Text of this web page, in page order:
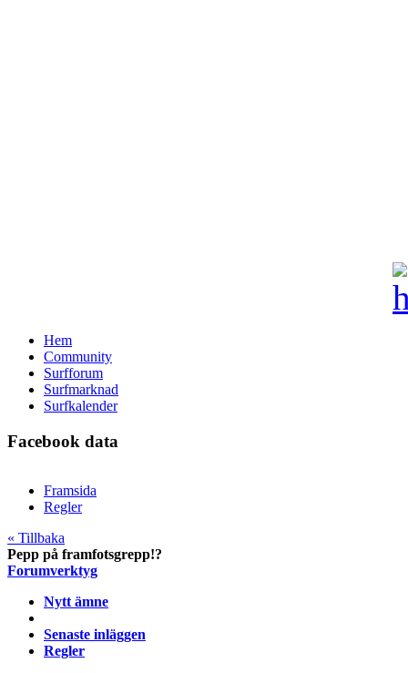
Hem
Community
Surfforum
Surfmarknad
Surfkalender
Facebook data
Framsida
Regler
« Tillbaka
Pepp på framfotsgrepp!?
Forumverktyg
Nytt ämne
Senaste inläggen
Regler